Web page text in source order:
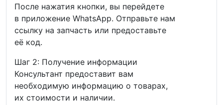
После нажатия кнопки, вы перейдете
в приложение WhatsApp. Отправьте нам
ссылку на запчасть или предоставьте
её код.
Шаг 2: Получение информации
Консультант предоставит вам
необходимую информацию о товарах,
их стоимости и наличии.